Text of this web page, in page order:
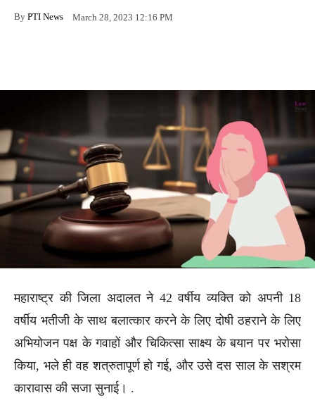
By PTI News March 28, 2023 12:16 PM
महाराष्ट्र की जिला अदालत ने 42 वर्षीय व्यक्ति को अपनी 18
वर्षीय भतीजी के साथ बलात्कार करने के लिए दोषी ठहराने के लिए
अभियोजन पक्ष के गवाहों और चिकित्सा साक्ष्य के बयान पर भरोसा
किया, भले ही वह शत्रुतापूर्ण हो गई, और उसे दस साल के सश्रम
कारावास की सजा सुनाई। .